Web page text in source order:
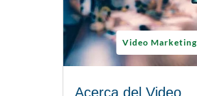
Video Marketing
Acerca del Video